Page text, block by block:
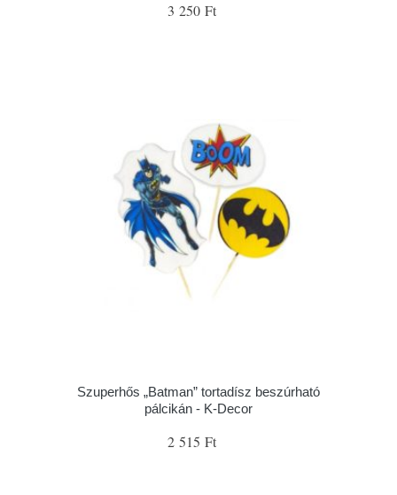
3 250 Ft
Szuperhős „Batman” tortadísz beszúrható
pálcikán - K-Decor
2 515 Ft